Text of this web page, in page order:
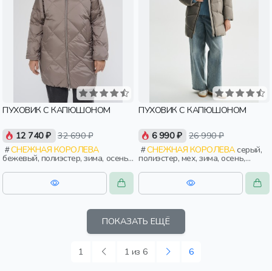
ПУХОВИК С КАПЮШОНОМ
12 740 ₽ 32 690 ₽
СНЕЖНАЯ КОРОЛЕВА
бежевый, полиэстер, зима, осень,
россия, прямые, капюшон,
застежка, утепленные, стеганые,
прорези, карман, женщины,
взрослые
ПУХОВИК С КАПЮШОНОМ
6 990 ₽ 26 990 ₽
СНЕЖНАЯ КОРОЛЕВАсерый,
полиэстер, мех, зима, осень,
россия, женщины, взрослые
ПОКАЗАТЬ ЕЩЁ
1 1 из 6 6